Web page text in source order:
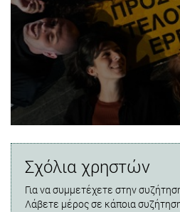
Σχόλια χρηστών
Για να συμμετέχετε στην
Λάβετε μέρος σε κάποια